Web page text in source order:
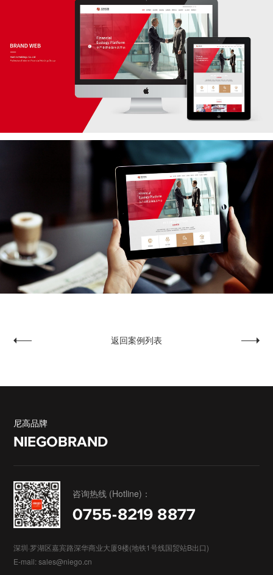
返回案例列表
尼高品牌
NIEGOBRAND
咨询热线 (Hotline)：
0755-8219 8877
深圳·罗湖区嘉宾路深华商业大厦9楼(地铁1号线国贸站B出口)
E-mail: sales@niego.cn